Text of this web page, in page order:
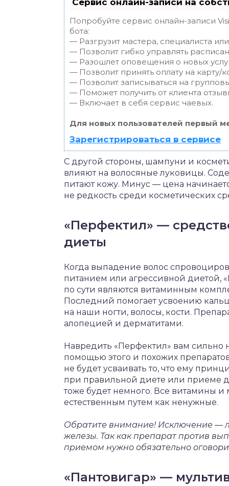
Сервис онлайн-записи на
Попробуйте сервис онлайн-записи
бота:
— Разгрузит мастера, специалиста
— Позволит гибко управлять
— Разошлет оповещения о новых
— Позволит принять оплату на карту/
— Позволит записываться на
— Поможет получить от клиента
— Включает в себя сервис чаевых.
Для новых пользователей первый
Зарегистрироваться в сервисе
С другой стороны, шампуни и
влияют на волосяные луковицы.
питают кожу. Минус — цена
не редкость среди косметических
«Перфектил» —
диеты
Когда выпадение волос
питанием или агрессивной диетой,
по сути являются витаминным
Последний помогает усвоению
на наши ногти, волосы, кости.
алопецией и дерматитами.
Навредить «Перфектил» вам сильно
помощью этого и похожих
не будет усваивать то, что ему
при правильной диете или приеме
тоже будет немного. Все витамины
естественным путем как ненужные.
Обратите внимание! Исключение —
железы. Так как препарат против
приемом нужно обязательно
«Пантовигар» —